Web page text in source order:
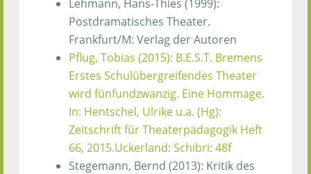
Lehmann, Hans-Thies (1999):
Postdramatisches Theater.
Frankfurt/M: Verlag der Autoren
Pflug, Tobias (2015): B.E.S.T. Bremens
Erstes Schulübergreifendes Theater
wird fünfundzwanzig. Eine Hommage.
In: Hentschel, Ulrike u.a. (Hg):
Zeitschrift für Theaterpädagogik Heft
66, 2015.Uckerland: Schibri: 48f
Stegemann, Bernd (2013): Kritik des